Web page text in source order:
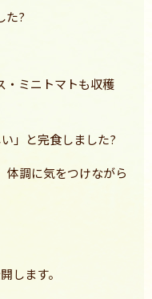
た?
・ミニトマトも収穫
」と完食しました?
体調に気をつけながら
します。